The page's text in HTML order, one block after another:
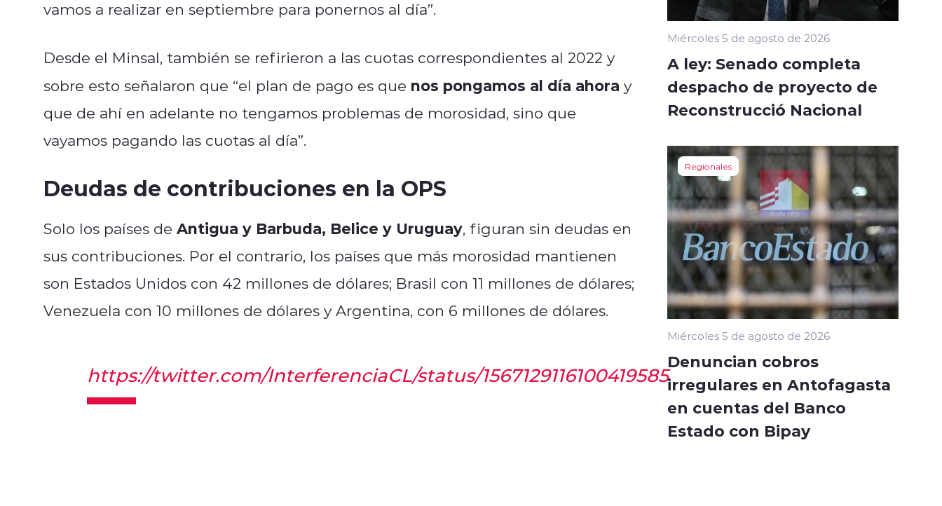
vamos a realizar en septiembre para ponernos al día”.
Desde el Minsal, también se refirieron a las cuotas correspondientes al 2022 y
sobre esto señalaron que “el plan de pago es que nos pongamos al día ahora y
que de ahí en adelante no tengamos problemas de morosidad, sino que
vayamos pagando las cuotas al día”.
Deudas de contribuciones en la OPS
Solo los países de Antigua y Barbuda, Belice y Uruguay, figuran sin deudas en
sus contribuciones. Por el contrario, los países que más morosidad mantienen
son Estados Unidos con 42 millones de dólares; Brasil con 11 millones de dólares;
Venezuela con 10 millones de dólares y Argentina, con 6 millones de dólares.
https://twitter.com/InterferenciaCL/status/1567129116100419585
Miércoles 5 de agosto de 2026
A ley: Senado completa
despacho de proyecto de
Reconstrucció Nacional
Regionales
Miércoles 5 de agosto de 2026
Denuncian cobros
irregulares en Antofagasta
en cuentas del Banco
Estado con Bipay